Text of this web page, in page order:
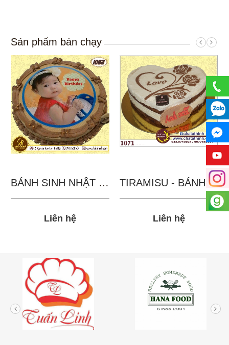
Sản phẩm bán chạy
BÁNH SINH NHẬT IN...
Liên hệ
TIRAMISU - BÁNH TẶNG...
Liên hệ